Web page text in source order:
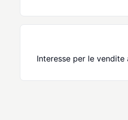
Interesse per le vendite